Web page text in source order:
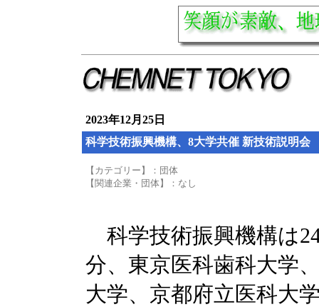
2023年12月25日
科学技術振興機構、8大学共催 新技術説明会
【カテゴリー】：団体
【関連企業・団体】：なし
科学技術振興機構は
分、東京医科歯科大学
大学、京都府立医科大